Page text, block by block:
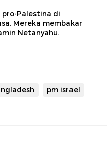
Palestina di
Mereka membakar
Netanyahu.
pm israel